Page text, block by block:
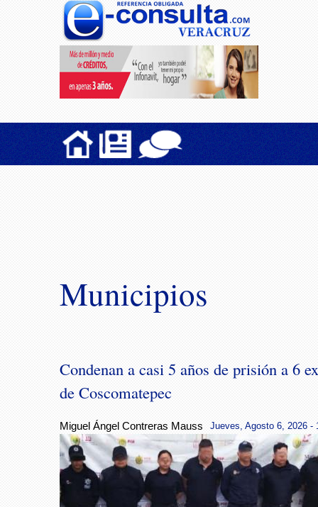
Municipios
Condenan a casi 5 años de prisión a 6
de Coscomatepec
Miguel Ángel Contreras Mauss Jueves, Agosto 6, 2026 -